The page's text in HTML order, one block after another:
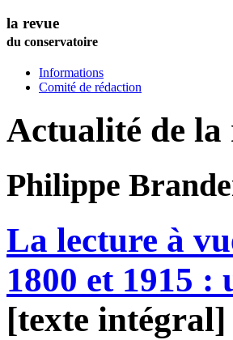
la revue
du conservatoire
Informations
Comité de rédaction
Actualité de la
Philippe
La lecture à
1800 et 1915
[texte intégral]